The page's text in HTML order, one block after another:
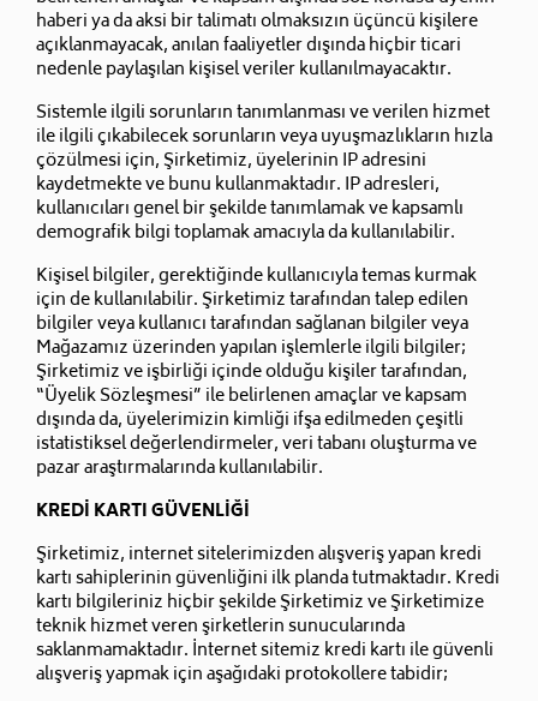
haberi ya da aksi bir talimatı olmaksızın üçüncü kişilere
açıklanmayacak, anılan faaliyetler dışında hiçbir ticari
nedenle paylaşılan kişisel veriler kullanılmayacaktır.
Sistemle ilgili sorunların tanımlanması ve verilen hizmet
ile ilgili çıkabilecek sorunların veya uyuşmazlıkların hızla
çözülmesi için, Şirketimiz, üyelerinin IP adresini
kaydetmekte ve bunu kullanmaktadır. IP adresleri,
kullanıcıları genel bir şekilde tanımlamak ve kapsamlı
demografik bilgi toplamak amacıyla da kullanılabilir.
Kişisel bilgiler, gerektiğinde kullanıcıyla temas kurmak
için de kullanılabilir. Şirketimiz tarafından talep edilen
bilgiler veya kullanıcı tarafından sağlanan bilgiler veya
Mağazamız üzerinden yapılan işlemlerle ilgili bilgiler;
Şirketimiz ve işbirliği içinde olduğu kişiler tarafından,
“Üyelik Sözleşmesi” ile belirlenen amaçlar ve kapsam
dışında da, üyelerimizin kimliği ifşa edilmeden çeşitli
istatistiksel değerlendirmeler, veri tabanı oluşturma ve
pazar araştırmalarında kullanılabilir.
KREDİ KARTI GÜVENLİĞİ
Şirketimiz, internet sitelerimizden alışveriş yapan kredi
kartı sahiplerinin güvenliğini ilk planda tutmaktadır. Kredi
kartı bilgileriniz hiçbir şekilde Şirketimiz ve Şirketimize
teknik hizmet veren şirketlerin sunucularında
saklanmamaktadır. İnternet sitemiz kredi kartı ile güvenli
alışveriş yapmak için aşağıdaki protokollere tabidir;